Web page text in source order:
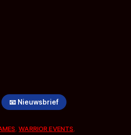
📧 Nieuwsbrief
,WARRIOR EVENTS,